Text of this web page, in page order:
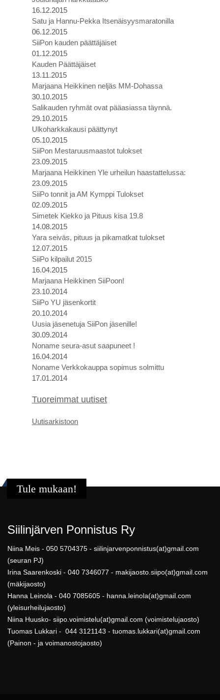
16.12.2015
Satu ja Hannu-Pekka Itsenäisyysmaratonilla
06.12.2015
SiiPon kauden päättäjäiset
01.12.2015
Kauden Päättäjäiset
13.11.2015
Marjaana Heikkinen neljäs MM-Dohassa
30.10.2015
Salikauden ryhmät ovat pääasiassa täynnä.
29.10.2015
Ulkoharkkakausi päättynyt
05.10.2015
SiiPon Mestaruusmaastot tulokset
23.09.2015
Marjaana Heikkinen Yle urheilun haastattelussa:
23.09.2015
SiiPo tonnit ja AM Kymppi Tulokset
02.09.2015
Simetek Kiekko ja Pituus kisa 19.8
14.08.2015
Yara seiväs, pituus ja pikamatkat tulokset
12.07.2015
SiiPo kilpailut 2015
16.04.2015
Marjaana Heikkinen SiiPoon!
23.10.2014
SiiPo YU jäsenkortit
20.10.2014
Uusia jäsenetuja SiiPon jäsenille!
30.09.2014
Noname seura-asut saapuneet !
16.04.2014
Noname Verkkokauppa sopimus solmittu
17.01.2014
Tuoreimmat uutiset
Uutisarkistoon
Tule mukaan!
Siilinjärven Ponnistus Ry
Niina Meis - 050 5704375 - siilinjarvenponnistus(at)gmail.com
(seuran PJ)
Irina Saarenkoski - 040 7346077 - makijaosto.siipo(at)gmail.com
(mäkijaosto)
Hanna Leinola - 040 7085605 - hanna.leinola(at)gmail.com
(yleisurheilujaosto)
Niina Huusko- siipo.voimistelu(at)gmail.com (voimistelujaosto)
Tuomas Lukkari - 044 3121143 - tuomas.lukkari(at)gmail.com
(Painon - ja voimanostojaosto)